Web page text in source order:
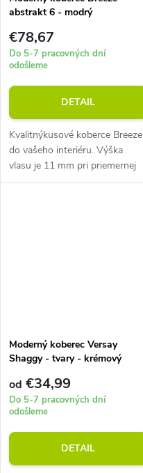
abstrakt 6 - modrý
€78,67
Do 5-7 pracovných dní
odošleme
DETAIL
Kvalitnýkusové koberce Breeze
do vašeho interiéru. Výška
vlasu je 11 mm pri priemernej
hmotnosti 1750 g/m2. Veľmi
Moderný koberec Versay
Shaggy - tvary - krémový
od €34,99
Do 5-7 pracovných dní
odošleme
DETAIL